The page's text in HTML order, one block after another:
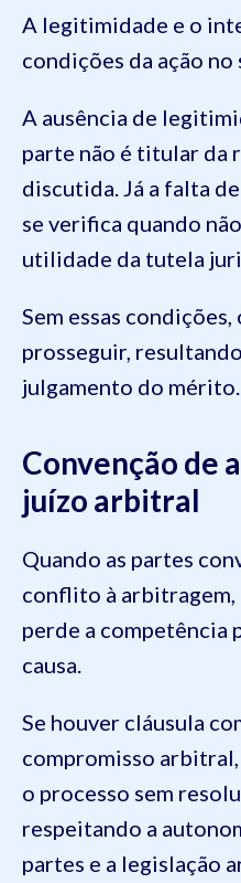
A legitimidade e o
condições da ação no
A ausência de
parte não é titular da
discutida. Já a falta
se verifica quando
utilidade da tutela
Sem essas
prosseguir,
julgamento do mérito.
Convenção de
juízo arbitral
Quando as partes
conflito à
perde a competência
causa.
Se houver cláusula
compromisso
o processo sem
respeitando a
partes e a legislação